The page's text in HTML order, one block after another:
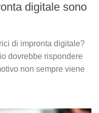
digitale sono
di impronta digitale?
dovrebbe rispondere
non sempre viene